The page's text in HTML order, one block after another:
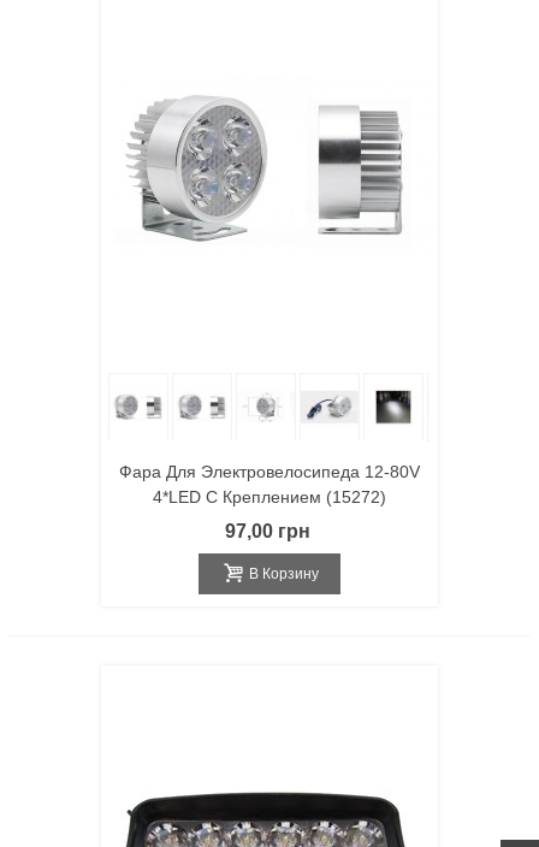
Фара Для Электровелосипеда 12-80V
4*LED С Креплением (15272)
97,00 грн
В Корзину